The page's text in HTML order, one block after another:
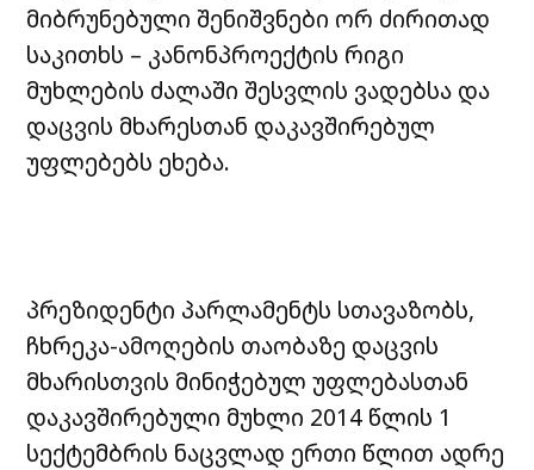
მიბრუნებული შენიშვნები ორ ძირითად
საკითხს – კანონპროექტის რიგი
მუხლების ძალაში შესვლის ვადებსა და
დაცვის მხარესთან დაკავშირებულ
უფლებებს ეხება.
პრეზიდენტი პარლამენტს სთავაზობს,
ჩხრეკა-ამოღების თაობაზე დაცვის
მხარისთვის მინიჭებულ უფლებასთან
დაკავშირებული მუხლი 2014 წლის 1
სექტემბრის ნაცვლად ერთი წლით ადრე